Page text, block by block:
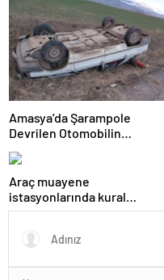
Amasya’da Şarampole
Devrilen Otomobilin
Araç muayene
istasyonlarında kural
değişikliği Resmi Gazete’de